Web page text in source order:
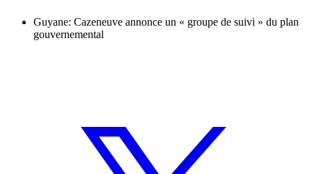
Guyane: Cazeneuve annonce un « groupe de suivi » du plan
gouvernemental